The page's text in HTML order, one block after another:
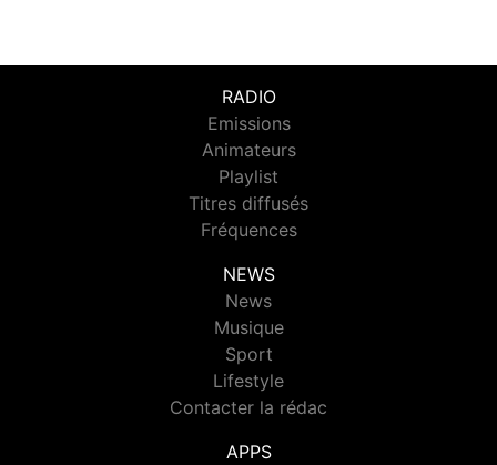
RADIO
Emissions
Animateurs
Playlist
Titres diffusés
Fréquences
NEWS
News
Musique
Sport
Lifestyle
Contacter la rédac
APPS